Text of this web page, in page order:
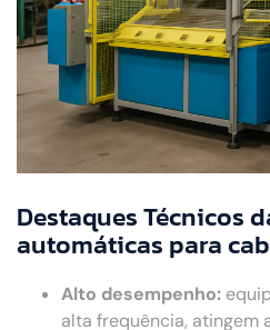
Destaques Técnicos
automáticas para
Alto desempenho:
alta frequência, atingem